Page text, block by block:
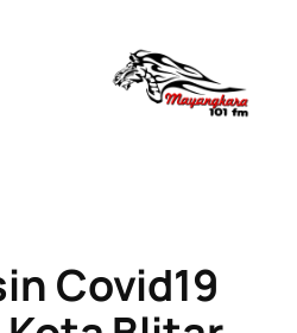
Covid19